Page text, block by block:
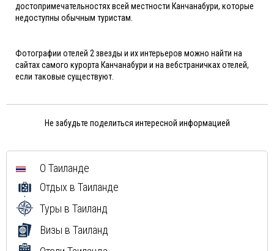
достопримечательностях всей местности Канчанабури, которые
недоступны обычным туристам.
Фотографии отелей 2 звезды и их интерьеров можно найти на
сайтах самого курорта Канчанабури и на вебстраничках отелей,
если таковые существуют.
Не забудьте поделиться интересной информацией
О Таиланде
Отдых в Таиланде
Туры в Таиланд
Визы в Таиланд